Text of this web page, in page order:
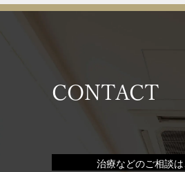
CONTACT
治療などのご相談は